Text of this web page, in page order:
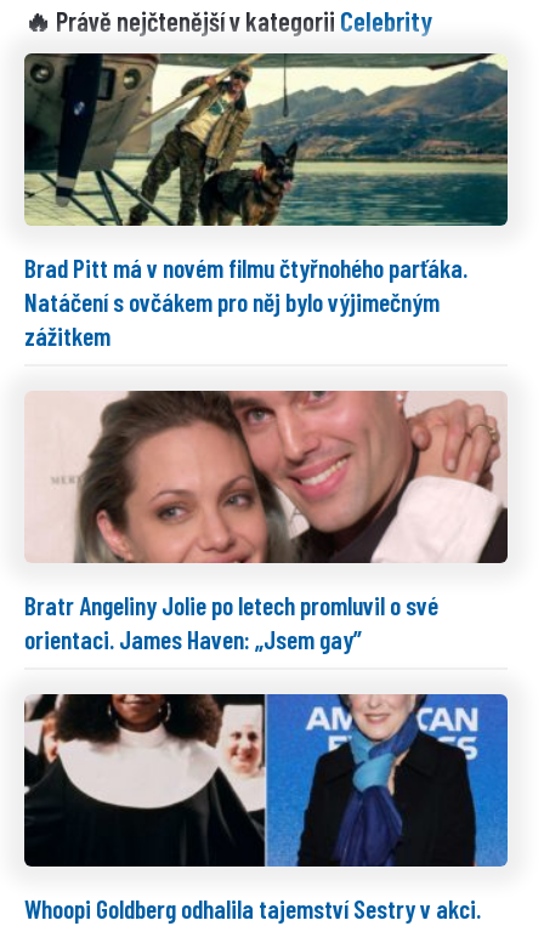
🔥 Právě nejčtenější v kategorii Celebrity
Brad Pitt má v novém filmu čtyřnohého parťáka.
Natáčení s ovčákem pro něj bylo výjimečným
zážitkem
Bratr Angeliny Jolie po letech promluvil o své
orientaci. James Haven: „Jsem gay”
Whoopi Goldberg odhalila tajemství Sestry v akci.